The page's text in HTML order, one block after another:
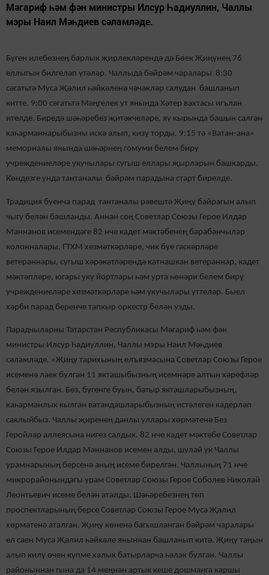
Мәгариф һәм фән министры Илсур Һадиуллин, Чаллы
мэры Наил Мәһдиев сәламләде.
Бүген илебезнең барлык җирлекләрендә дә Бөек Җиңүнең 76
еллыгын билгеләп үтәләр. Чаллыда бәйрәм чаралары 8:30
сәгатьтә Муса Җәлил һәйкәленә чәчәкләр салудан башланып
китте. 9:00 сәгатьтә Мәңгелек ут янында Хәтер вахтасы игълан
ителде. Биредә шәһәребез җитәкчеләре, яу кырында башын салган
каһарманнарыбызны искә алып, кизү торды. 9:15 тә «Ватан-ана»
мемориалы янында шәһәрнең гомуми белем бирү
учреждениеләре укучылары сугыш еллары җырларын башкарды.
Көндезге унда тантаналы бәйрәм парадына старт бирелде.
Традиция буенча парад тантаналы рәвештә Җиңү байрагын алып
чыгу белән башланды. Аннан соң Советлар Союзы Герое Илдар
Маннанов исемендәге 82 нче кадет мәктәбенең барабанчылар
колонналары, ГТХМ хезмәткәрләре, чик буе гаскәрләре
ветераннары, сугыш хәрәкәтләрендә катнашкан ветераннар, кадет
мәктәпләре, югары уку йортлары һәм урта һөнәри белем бирү
учреждениеләре хезмәткәрләре һәм укучылары үттеләр. Быел
хәрби парад беренче тапкыр оркестр белән узды.
Парадчыларны Татарстан Республикасы Мәгариф һәм фән
министры Илсур Һадиуллин, Чаллы мэры Наил Мәһдиев
сәламләде. «Җиңү тарихының елъязмасына Советлар Союзы Герое
исеменә лаек булган 11 якташыбызның исемнәре алтын хәрефләр
белән язылган. Без, бүгенге буын, батыр якташларыбызның,
каһарманлык кылган ватандашларыбызның истәлеген кадерләп
саклыйбыз. Чаллы җиренең данлы уллары хөрмәтенә Без
Геройлар аллеясына нигез салдык. 82 нче кадет мәктәбе Советлар
Союзы Герое Илдар Маннанов исемен алды, шулай ук Чаллы
урамнарының берсенә аның исеме бирелгән. Чаллының 71 нче
микрорайонындагы урам Советлар Союзы Герое Соболев Николай
Леонтьевич исеме белән аталды. Шәһәребезнең төп
проспектларының берсе Советлар Союзы Герое Муса Җәлил
хөрмәтенә аталган. Җиңү көненә багышланган бәйрәм чаралары
ел саен Муса Җәлил һәйкәле яныннан башланып китә. Җиңү таңын
алып килү өчен күпме халык батырларча һәлак булган. Чаллы
районыннан гына да 14 меңнән артык кеше дошманга каршы